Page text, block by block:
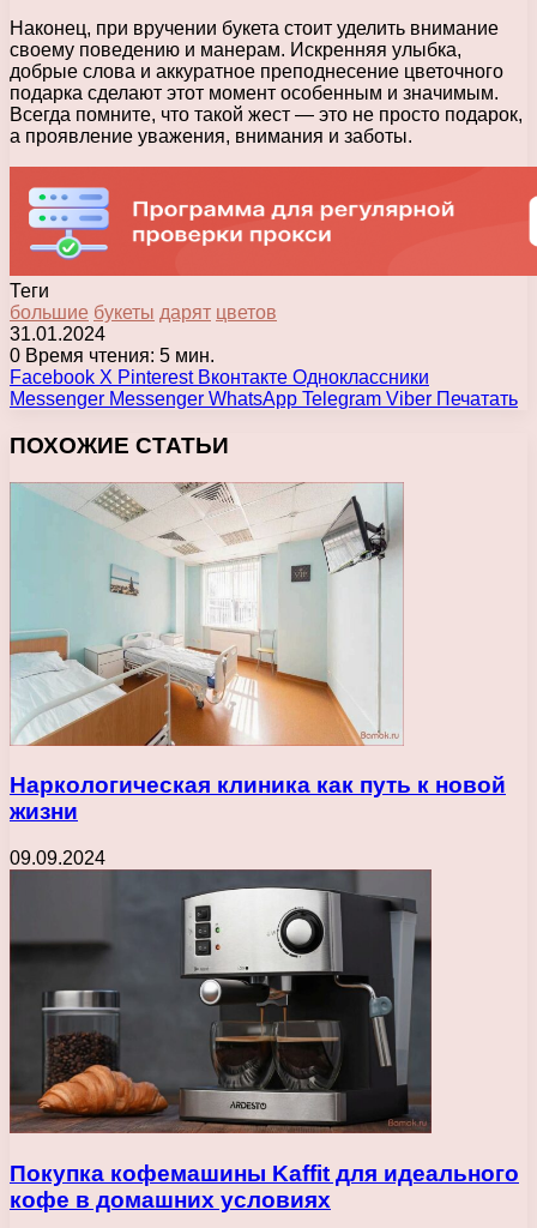
Наконец, при вручении букета стоит уделить внимание
своему поведению и манерам. Искренняя улыбка,
добрые слова и аккуратное преподнесение цветочного
подарка сделают этот момент особенным и значимым.
Всегда помните, что такой жест — это не просто подарок,
а проявление уважения, внимания и заботы.
Теги
большие букеты дарят цветов
31.01.2024
0 Время чтения: 5 мин.
Facebook X Pinterest Вконтакте Одноклассники
Messenger Messenger WhatsApp Telegram Viber Печатать
ПОХОЖИЕ СТАТЬИ
Наркологическая клиника как путь к новой
жизни
09.09.2024
Покупка кофемашины Kaffit для идеального
кофе в домашних условиях